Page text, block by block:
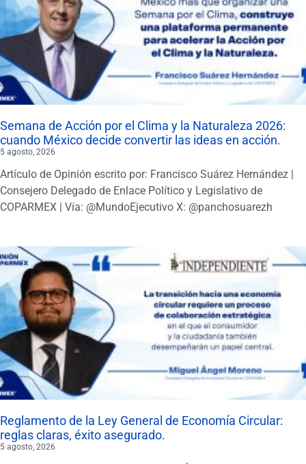
Semana de Acción por el Clima y la Naturaleza 2026:
cuando México decide convertir las ideas en acción.
5 agosto, 2026
Artículo de Opinión escrito por: Francisco Suárez Hernández |
Consejero Delegado de Enlace Político y Legislativo de
COPARMEX | Vía: @MundoEjecutivo X: @panchosuarezh
Reglamento de la Ley General de Economía Circular:
reglas claras, éxito asegurado.
5 agosto, 2026